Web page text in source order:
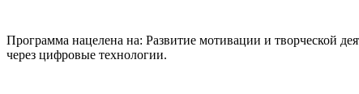
Программа нацелена на: Развитие мотивации и творческой
через цифровые технологии.